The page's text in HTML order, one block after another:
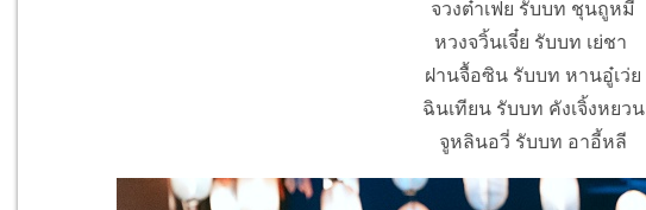
จวงต๋าเฟย รับบท ชุนถูหมี
หวงจวิ้นเจี๋ย รับบท เย่ชา
ฝานจื้อซิน รับบท หานอู๋เว่ย
ฉินเทียน รับบท คังเจิ้งหยวน
จูหลินอวี่ รับบท อาอี้หลี